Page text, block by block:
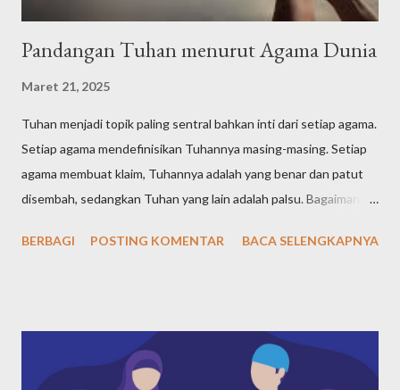
Pandangan Tuhan menurut Agama Dunia
Maret 21, 2025
Tuhan menjadi topik paling sentral bahkan inti dari setiap agama.
Setiap agama mendefinisikan Tuhannya masing-masing. Setiap
agama membuat klaim, Tuhannya adalah yang benar dan patut
disembah, sedangkan Tuhan yang lain adalah palsu. Bagaimana
Yahudi (Yudaisme) Meski ajaran Yahudi telah diajarkan sejak Nabi
1527-1407 SM. Maka, dari agama-agama samawi, Yahudi adalah
agama pertama menurut urutan waktunya. Bagaimana Nabi
BERBAGI POSTING KOMENTAR BACA SELENGKAPNYA